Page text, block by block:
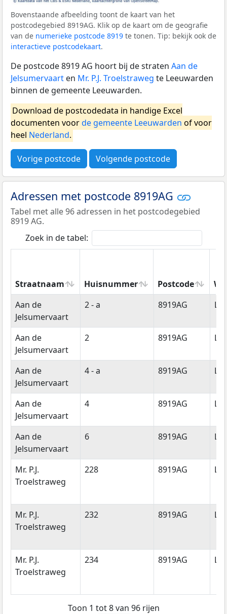
Bovenstaande afbeelding toont de kaart van het
postcodegebied 8919AG. Klik op de kaart om de geografie
van de numerieke postcode 8919 te tonen. Tip: bekijk ook de
interactieve postcodekaart.
De postcode 8919 AG hoort bij de straten Aan de
Jelsumervaart en Mr. P.J. Troelstraweg te Leeuwarden
binnen de gemeente Leeuwarden.
Download de postcodedata in handige Excel
documenten voorde gemeente Leeuwarden of voor
heel Nederland.
Vorige postcode Volgende postcode
Adressen met postcode 8919AG
Tabel met alle 96 adressen in het postcodegebied
8919 AG.
Zoek in de tabel:
Straatnaam Huisnummer Postcode
Straatnaam
Huisnummer Postcode
Aan de
Jelsumervaart
2 - a 8919AG
Aan de
Jelsumervaart
2 8919AG
Aan de
Jelsumervaart
4 - a 8919AG
Aan de
Jelsumervaart
4 8919AG
Aan de
Jelsumervaart
6 8919AG
Mr. P.J.
Troelstraweg
228 8919AG
Mr. P.J.
Troelstraweg
232 8919AG
Mr. P.J.
Troelstraweg
234 8919AG
Toon 1 tot 8 van 96 rijen